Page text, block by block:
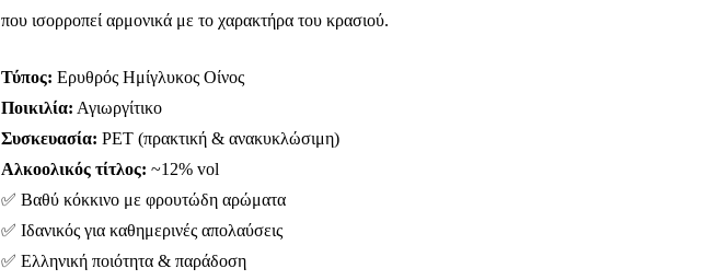
που ισορροπεί αρμονικά με το χαρακτήρα του κρασιού.
Τύπος: Ερυθρός Ημίγλυκος Οίνος
Ποικιλία: Αγιωργίτικο
Συσκευασία: PET (πρακτική & ανακυκλώσιμη)
Αλκοολικός τίτλος: ~12% vol
✅ Βαθύ κόκκινο με φρουτώδη αρώματα
✅ Ιδανικός για καθημερινές απολαύσεις
✅ Ελληνική ποιότητα & παράδοση